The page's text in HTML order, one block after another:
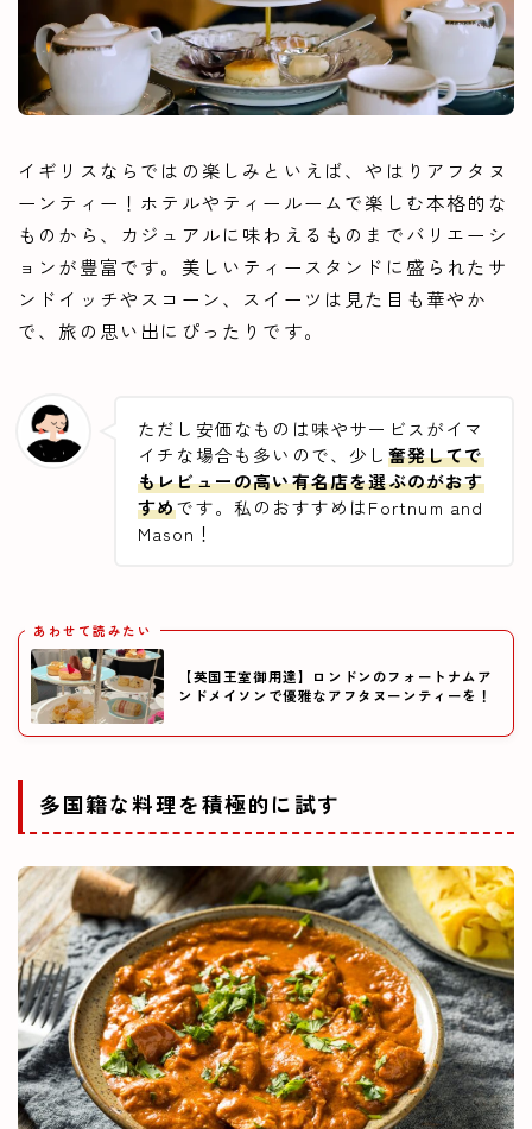
イギリスならではの楽しみといえば、やはりアフタヌ
ーンティー！ホテルやティールームで楽しむ本格的な
ものから、カジュアルに味わえるものまでバリエーシ
ョンが豊富です。美しいティースタンドに盛られたサ
ンドイッチやスコーン、スイーツは見た目も華やか
で、旅の思い出にぴったりです。
ただし安価なものは味やサービスがイマ
イチな場合も多いので、少し 奮発してで
もレビューの高い有名店を選ぶのがおす
すめです。私のおすすめはFortnum and
Mason！
あわせて読みたい
【英国王室御用達】ロンドンのフォートナムア
ンドメイソンで優雅なアフタヌーンティーを！
多国籍な料理を積極的に試す